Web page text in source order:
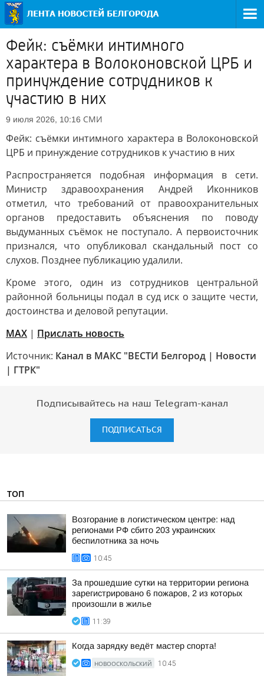
Фейк: съёмки интимного
характера в Волоконовской ЦРБ и
принуждение сотрудников к
участию в них
9 июля 2026, 10:16 СМИ
Фейк: съёмки интимного характера в Волоконовской
ЦРБ и принуждение сотрудников к участию в них
Распространяется подобная информация в сети.
Министр здравоохранения Андрей Иконников
отметил, что требований от правоохранительных
органов предоставить объяснения по поводу
выдуманных съёмок не поступало. А первоисточник
признался, что опубликовал скандальный пост со
слухов. Позднее публикацию удалили.
Кроме этого, один из сотрудников центральной
районной больницы подал в суд иск о защите чести,
достоинства и деловой репутации.
МАХ | Прислать новость
Источник: Канал в МАКС "ВЕСТИ Белгород | Новости
| ГТРК"
Подписывайтесь на наш Telegram-канал
ПОДПИСАТЬСЯ
ТОП
Возгорание в логистическом центре: над
регионами РФ сбито 203 украинских
беспилотника за ночь
10:45
За прошедшие сутки на территории региона
зарегистрировано 6 пожаров, 2 из которых
произошли в жилье
11:39
Когда зарядку ведёт мастер спорта!
НОВООСКОЛЬСКИЙ 10:45